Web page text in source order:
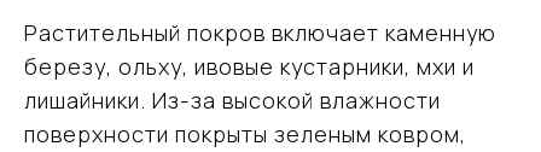
Растительный покров включает каменную
березу, ольху, ивовые кустарники, мхи и
лишайники. Из-за высокой влажности
поверхности покрыты зеленым ковром,